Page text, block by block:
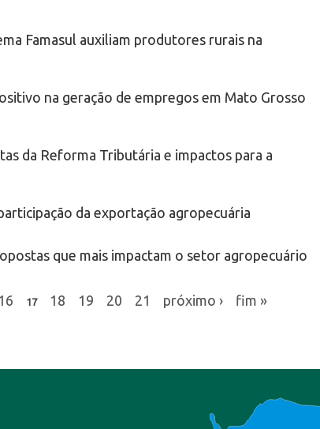
Famasul auxiliam produtores rurais na
na geração de empregos em Mato Grosso
da Reforma Tributária e impactos para a
da exportação agropecuária
que mais impactam o setor agropecuário
16 17 18 19 20 21 próximo › fim »